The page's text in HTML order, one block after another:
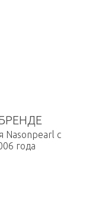
Nasonpearl с
года